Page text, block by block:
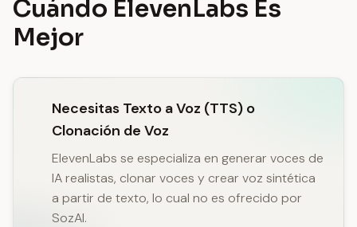
Cuándo ElevenLabs Es
Mejor
Necesitas Texto a Voz (TTS) o
Clonación de Voz
ElevenLabs se especializa en generar voces de
IA realistas, clonar voces y crear voz sintética
a partir de texto, lo cual no es ofrecido por
SozAI.